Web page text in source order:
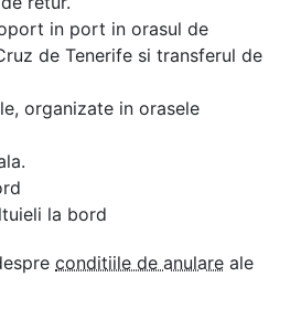
in port in orasul de
de Tenerife si transferul de
organizate in orasele
la bord
conditiile de anulare ale